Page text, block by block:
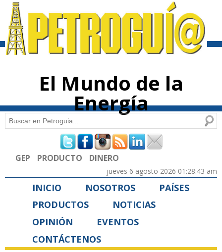
contenido
El Mundo de la
Energía
Formulario de búsqueda
Buscar
GEP PRODUCTO DINERO
jueves 6 agosto 2026 01:28:43 am
INICIO NOSOTROS
PAÍSES
PRODUCTOS
NOTICIAS
OPINIÓN
EVENTOS
CONTÁCTENOS